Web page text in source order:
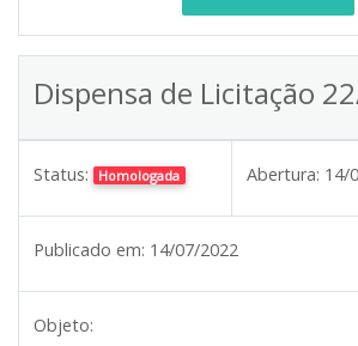
Dispensa de Licitação
Status: Homologada Abertura: 14/
Publicado em: 14/07/2022
Objeto: